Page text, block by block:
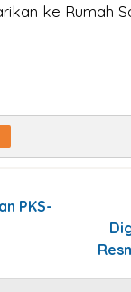
ke Rumah
PKS-